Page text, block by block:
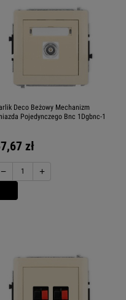
Deco Beżowy Mechanizm
Pojedynczego Bnc 1Dgbnc-1
zł
− +